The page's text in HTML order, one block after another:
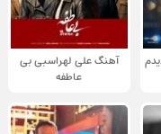
آهنگ علی لهراسبی بی
عاطفه